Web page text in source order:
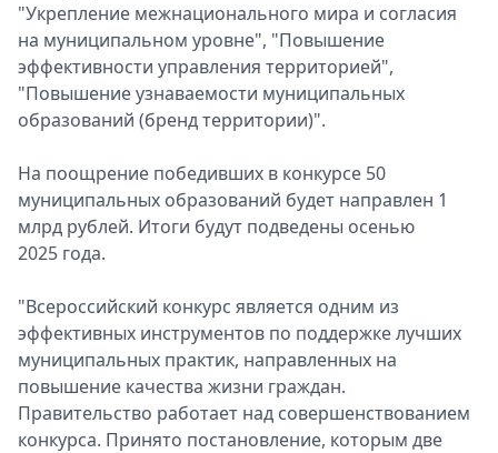
"Укрепление межнационального мира и согласия
на муниципальном уровне", "Повышение
эффективности управления территорией",
"Повышение узнаваемости муниципальных
образований (бренд территории)".
На поощрение победивших в конкурсе 50
муниципальных образований будет направлен 1
млрд рублей. Итоги будут подведены осенью
2025 года.
"Всероссийский конкурс является одним из
эффективных инструментов по поддержке лучших
муниципальных практик, направленных на
повышение качества жизни граждан.
Правительство работает над совершенствованием
конкурса. Принято постановление, которым две